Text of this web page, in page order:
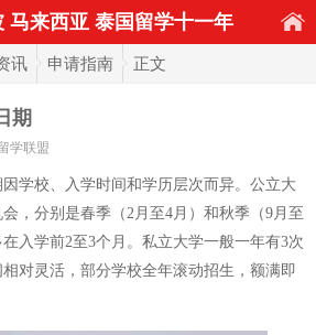
马来西亚 泰国留学十一年
讯 申请指南 正文
期
学联盟
学校、入学时间和学历层次而异。公立大
，分别是春季（2月至4月）和秋季（9月至
入学前2至3个月。私立大学一般一年有3次
对灵活，部分学校全年滚动招生，额满即